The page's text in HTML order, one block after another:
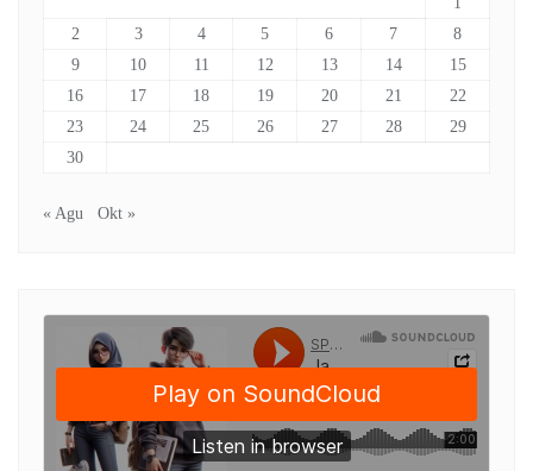
2
3 4 5 6 7
8
9
10 11 12 13 14
15
16
17 18 19 20 21
22
23
24 25 26 27 28
29
30
« Agu Okt »